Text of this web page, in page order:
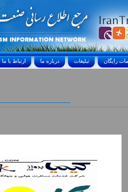
ارتباط با ما درباره ما تبليغات